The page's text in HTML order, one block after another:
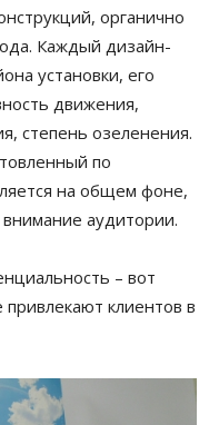
органично
Каждый дизайн-
установки, его
движения,
степень озеленения.
по
на общем фоне,
аудитории.
– вот
клиентов в